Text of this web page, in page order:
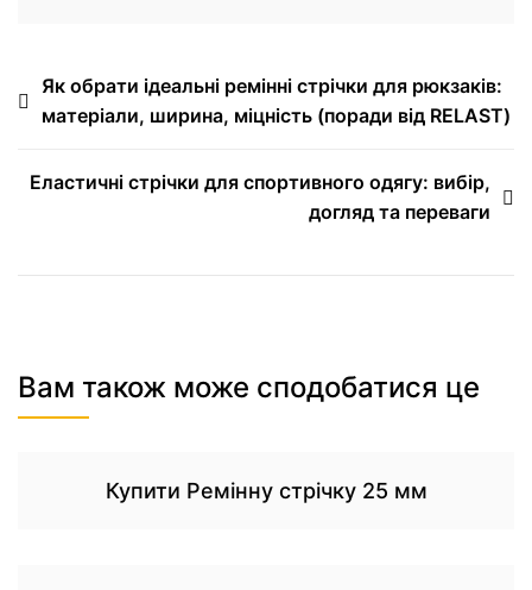
Як обрати ідеальні ремінні стрічки для рюкзаків:
матеріали, ширина, міцність (поради від RELAST)
Еластичні стрічки для спортивного одягу: вибір,
догляд та переваги
Вам також може сподобатися це
Купити Ремінну стрічку 25 мм